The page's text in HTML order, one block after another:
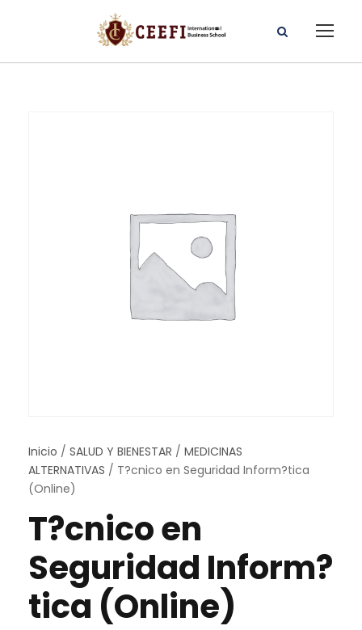
Inicio / SALUD Y BIENESTAR / MEDICINAS
ALTERNATIVAS / T?cnico en Seguridad Inform?tica
(Online)
T?cnico en
Seguridad Inform?
tica (Online)